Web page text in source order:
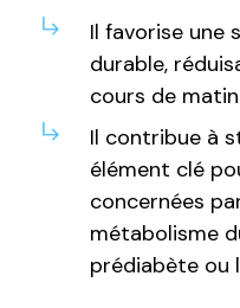
Il favorise une
durable,
cours de
Il contribue à
élément clé
concernées
métabolisme
prédiabète ou